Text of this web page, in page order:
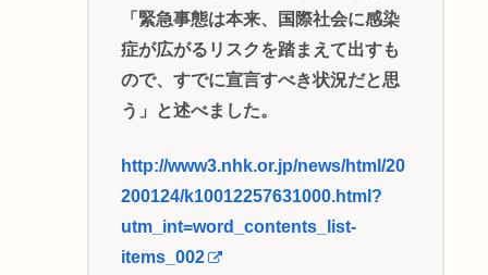
「緊急事態は本来、国際社会に感染
症が広がるリスクを踏まえて出すも
ので、すでに宣言すべき状況だと思
う」と述べました。
http://www3.nhk.or.jp/news/html/20
200124/k10012257631000.html?
utm_int=word_contents_list-
items_002